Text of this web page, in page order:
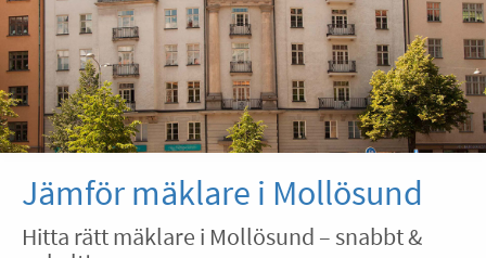
Jämför mäklare i Mollösund
Hitta rätt mäklare i Mollösund – snabbt &